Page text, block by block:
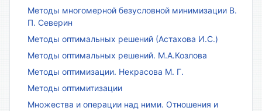
Методы многомерной безусловной минимизации В.
П. Северин
Методы оптимальных решений (Астахова И.С.)
Методы оптимальных решений. М.А.Козлова
Методы оптимизации. Некрасова М. Г.
Методы оптимитизации
Множества и операции над ними. Отношения и